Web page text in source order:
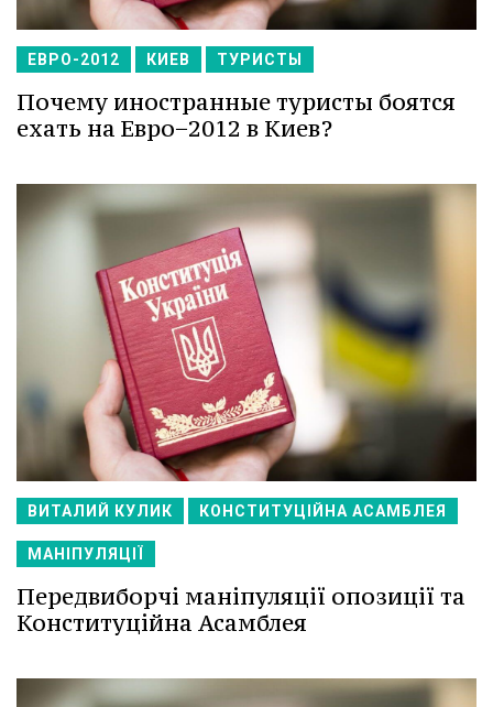
ЕВРО-2012 КИЕВ ТУРИСТЫ
Почему иностранные туристы боятся
ехать на Евро−2012 в Киев?
ВИТАЛИЙ КУЛИК КОНСТИТУЦІЙНА АСАМБЛЕЯ
МАНІПУЛЯЦІЇ
Передвиборчі маніпуляції опозиції та
Конституційна Асамблея